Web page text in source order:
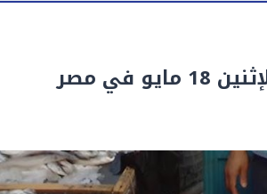
في مصر